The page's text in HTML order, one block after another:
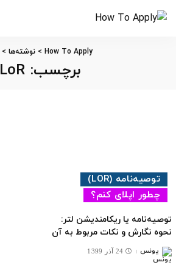
How To Apply
> نوشته‌ها >
برچسب:LoR
توصیه‌نامه (LOR)
چطور اپلای کنم؟
توصیه‌نامه یا ریکامندیشن لتر:
نحوه نگارش و نکات مربوط به آن
ارسال
شده
یونس 24 آذر 1399